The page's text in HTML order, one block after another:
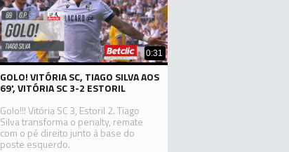
0:31
GOLO! VITÓRIA SC, TIAGO SILVA AOS
69', VITÓRIA SC 3-2 ESTORIL
Golo!!! Vitória SC 3, Estoril 2. Tiago
Silva transforma o penalty, remate
com o pé direito junto à base do
poste esquerdo.